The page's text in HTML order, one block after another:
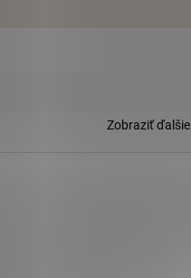
Zobraziť